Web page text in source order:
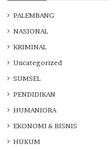
PALEMBANG
NASIONAL
KRIMINAL
Uncategorized
SUMSEL
PENDIDIKAN
HUMANIORA
EKONOMI & BISNIS
HUKUM